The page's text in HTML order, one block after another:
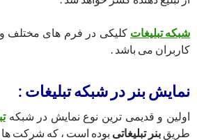
شبکه تبلیغات کلیکی در فرم های مختلف و
کاربران می باشد .
نمایش بنر در شبکه تبلیغات :
اولین و قدیمی ترین نوع نمایش در شبکه
طریق بنر تبلیغاتی بوده است ، که شرکت ها